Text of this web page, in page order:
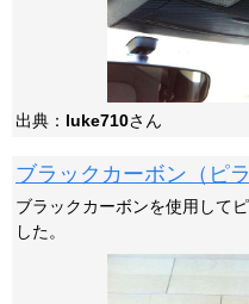
出典： luke710さん
ブラックカーボン（ピ
ブラックカーボンを使用して
した。